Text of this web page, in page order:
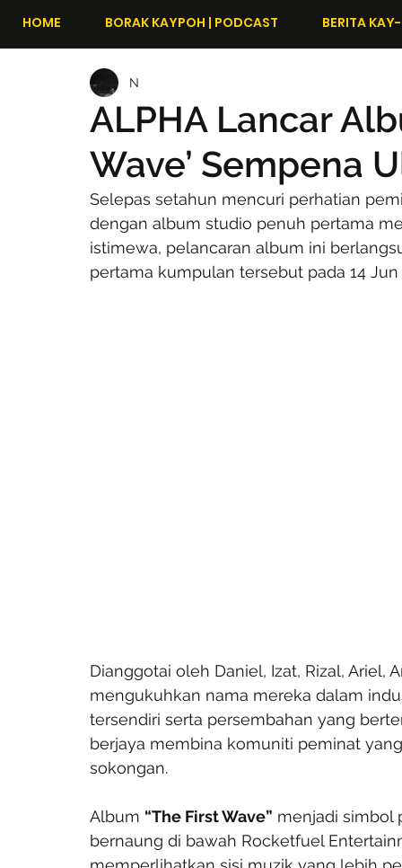
HOME BORAK KAYPOH | PODCAST BERITA
ALPHA Lancar
Wave’ Sempena
N
Selepas setahun mencuri perhatian
dengan album studio penuh pertama
istimewa, pelancaran album ini
pertama kumpulan tersebut pada 14
Dianggotai oleh Daniel, Izat, Rizal, Ariel,
mengukuhkan nama mereka dalam
tersendiri serta persembahan yang
berjaya membina komuniti peminat
sokongan.
Album “The First Wave” menjadi simbol
bernaung di bawah Rocketfuel